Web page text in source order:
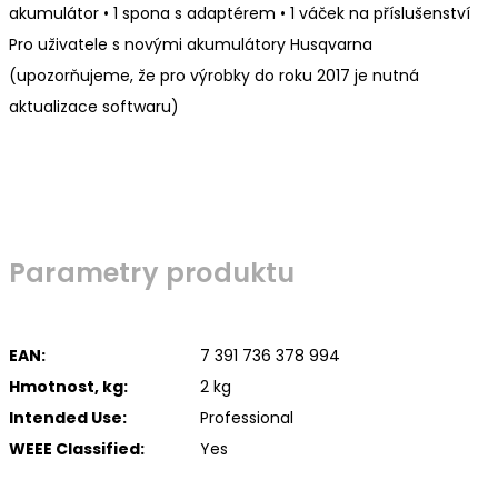
akumulátor • 1 spona s adaptérem • 1 váček na příslušenství
Pro uživatele s novými akumulátory Husqvarna
(upozorňujeme, že pro výrobky do roku 2017 je nutná
aktualizace softwaru)
Parametry produktu
EAN:
7 391 736 378 994
Hmotnost, kg:
2 kg
Intended Use:
Professional
WEEE Classified:
Yes